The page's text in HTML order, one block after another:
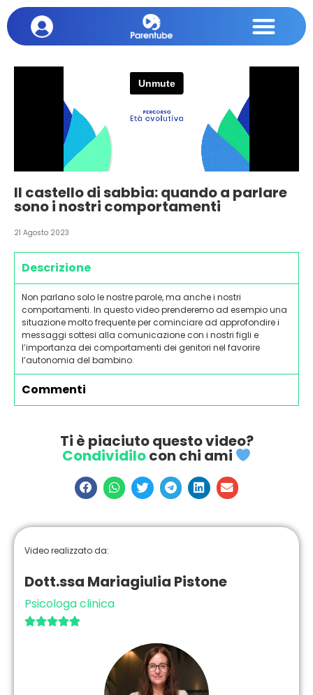
Il castello di sabbia: quando a parlare
sono i nostri comportamenti
21 Agosto 2023
Descrizione
Non parlano solo le nostre parole, ma anche i nostri
comportamenti. In questo video prenderemo ad esempio una
situazione molto frequente per cominciare ad approfondire i
messaggi sottesi alla comunicazione con i nostri figli e
l’importanza dei comportamenti dei genitori nel favorire
l’autonomia del bambino.
Commenti
Ti è piaciuto questo video?
Condividilocon chi ami
Video realizzato da:
Dott.ssa Mariagiulia Pistone
Psicologa clinica
